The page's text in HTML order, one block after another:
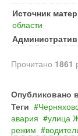
Источник
области
Прочитано 1861
Опубликовано в
Теги
авария
улица
режим